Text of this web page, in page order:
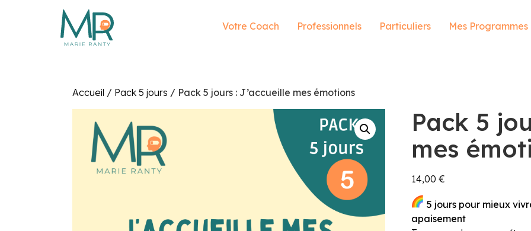
Panneau de gestion des cookies
Votre Coach Professionnels Particuliers Mes Programmes
Accueil / Pack 5 jours / Pack 5 jours : J’accueille mes émotions
Pack 5
mes
14,00 €
5 jours pour mieux
apaisement